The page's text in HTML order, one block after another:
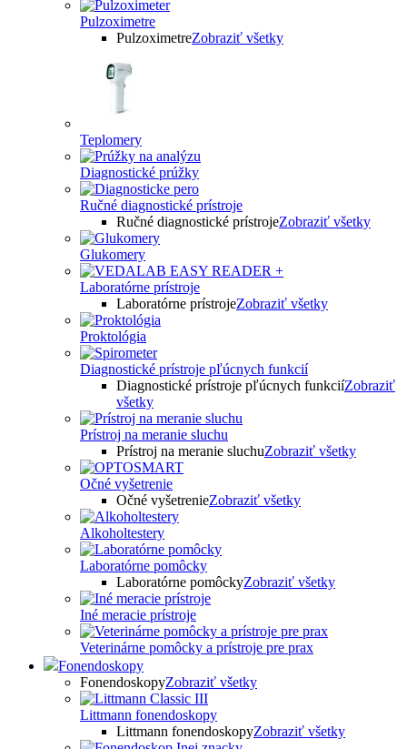
Pulzoximetre
PulzoximetreZobraziť všetky
Teplomery
Diagnostické prúžky
Ručné diagnostické prístroje
Ručné diagnostické prístrojeZobraziť všetky
Glukomery
Laboratórne prístroje
Laboratórne prístrojeZobraziť všetky
Proktológia
Diagnostické prístroje pľúcnych funkcií
Diagnostické prístroje pľúcnych funkciíZobraziť
všetky
Prístroj na meranie sluchu
Prístroj na meranie sluchuZobraziť všetky
Očné vyšetrenie
Očné vyšetrenieZobraziť všetky
Alkoholtestery
Laboratórne pomôcky
Laboratórne pomôckyZobraziť všetky
Iné meracie prístroje
Veterinárne pomôcky a prístroje pre prax
Fonendoskopy
FonendoskopyZobraziť všetky
Littmann fonendoskopy
Littmann fonendoskopyZobraziť všetky